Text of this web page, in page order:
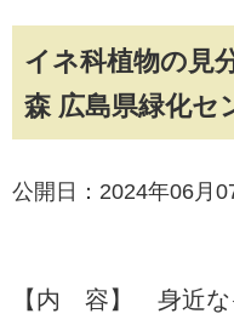
イネ科植物の見
森 広島県緑化セ
公開日：2024年06月
【内 容】 身近な